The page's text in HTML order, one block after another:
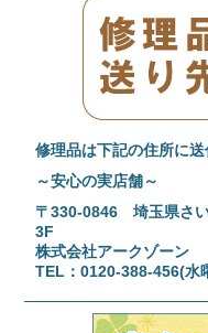
修理品は下記の住所に送
～安心の実店舗～
〒330-0846 埼玉県さ
3F
株式会社アークゾーン
TEL：0120-388-456(水